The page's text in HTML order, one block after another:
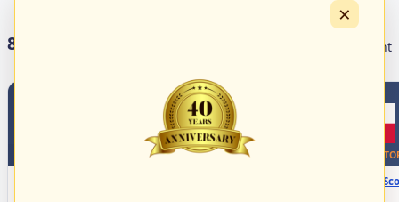
8 Livestreams heute Livestream Übersicht
2
TOP 7 WBSC Europe
Box-
×